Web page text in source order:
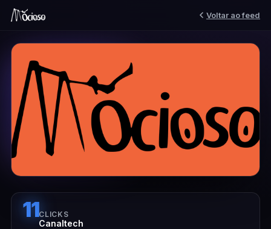
Voltar ao feed
11CLICKS
Canaltech